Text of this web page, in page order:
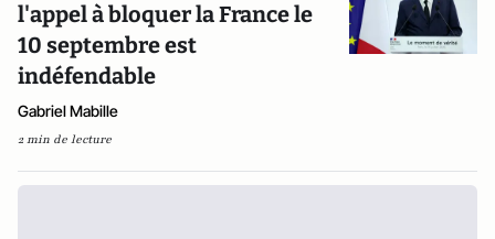
l'appel à bloquer la France le
10 septembre est
indéfendable
Gabriel Mabille
2 min de lecture